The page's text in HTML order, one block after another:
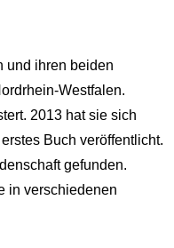
und ihren beiden
Westfalen.
2013 hat sie sich
Buch veröffentlicht.
gefunden.
in verschiedenen